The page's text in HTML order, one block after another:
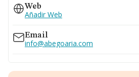
Web
Añadir Web
Email
info@abegoaria.com